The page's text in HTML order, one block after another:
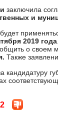
заключила
и
будет
2019 года
о своем
Также